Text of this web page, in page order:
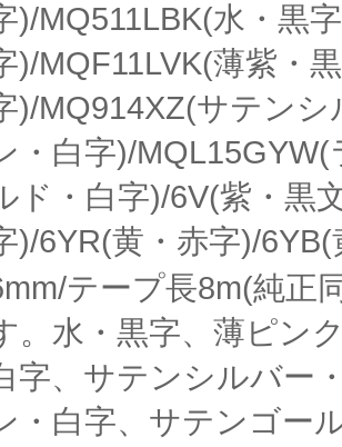
)/MQ511LBK(水・黒
)/MQF11LVK(薄紫・
)/MQ914XZ(サテン
・白字)/
ド・白字)/6V(紫・黒
)/6YR(黄・赤字)/
テープ長8m(純正
。水・黒字、薄ピン
字、サテンシルバー
・白字、サテンゴー